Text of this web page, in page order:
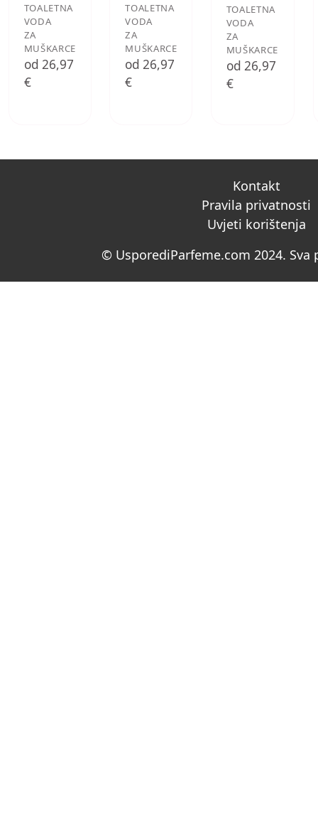
TOALETNA
VODA
ZA
MUŠKARCE
od 26,97
€
TOALETNA
VODA
ZA
MUŠKARCE
od 26,97
€
TOALETNA
VODA
ZA
MUŠKARCE
od 26,97
€
Kontakt
Pravila privatnosti
Uvjeti korištenja
© UsporediParfeme.com 2024. Sva